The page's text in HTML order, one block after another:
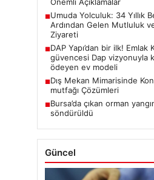
Önemli Açıklamalar
■Umuda Yolculuk: 34 Yıllık
Ardından Gelen Mutluluk
Ziyareti
■DAP Yapı’dan bir ilk! Emlak
güvencesi Dap vizyonuyla
ödeyen ev modeli
■Dış Mekan Mimarisinde
mutfağı Çözümleri
■Bursa’da çıkan orman
söndürüldü
Güncel